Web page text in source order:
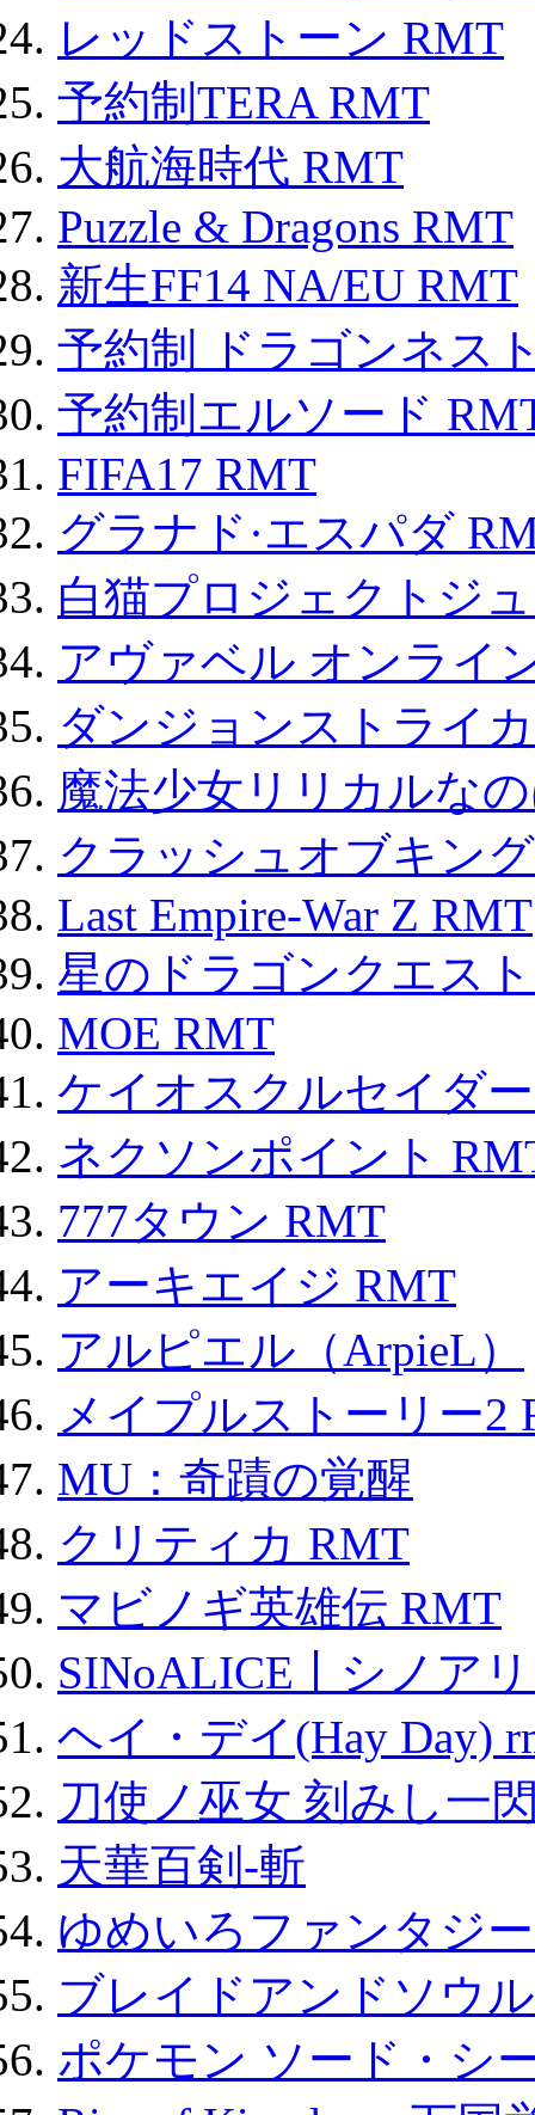
レッドストーン RMT
予約制TERA RMT
大航海時代 RMT
Puzzle & Dragons RMT
新生FF14 NA/EU RMT
予約制 ドラゴンネス
予約制エルソード
FIFA17 RMT
グラナド·エスパダ
白猫プロジェクトジ
アヴァベル オンライ
ダンジョンストライ
魔法少女リリカルな
クラッシュオブキン
Last Empire-War Z RMT
星のドラゴンクエス
MOE RMT
ケイオスクルセイダ
ネクソンポイント
777タウン RMT
アーキエイジ RMT
アルピエル（ArpieL）
メイプルストーリー2
MU：奇蹟の覚醒
クリティカ RMT
マビノギ英雄伝 RMT
SINoALICE丨シノア
ヘイ・デイ(Hay Day)
刀使ノ巫女 刻みし一
天華百剣-斬
ゆめいろファンタジ
ブレイドアンドソウ
ポケモン ソード・シ